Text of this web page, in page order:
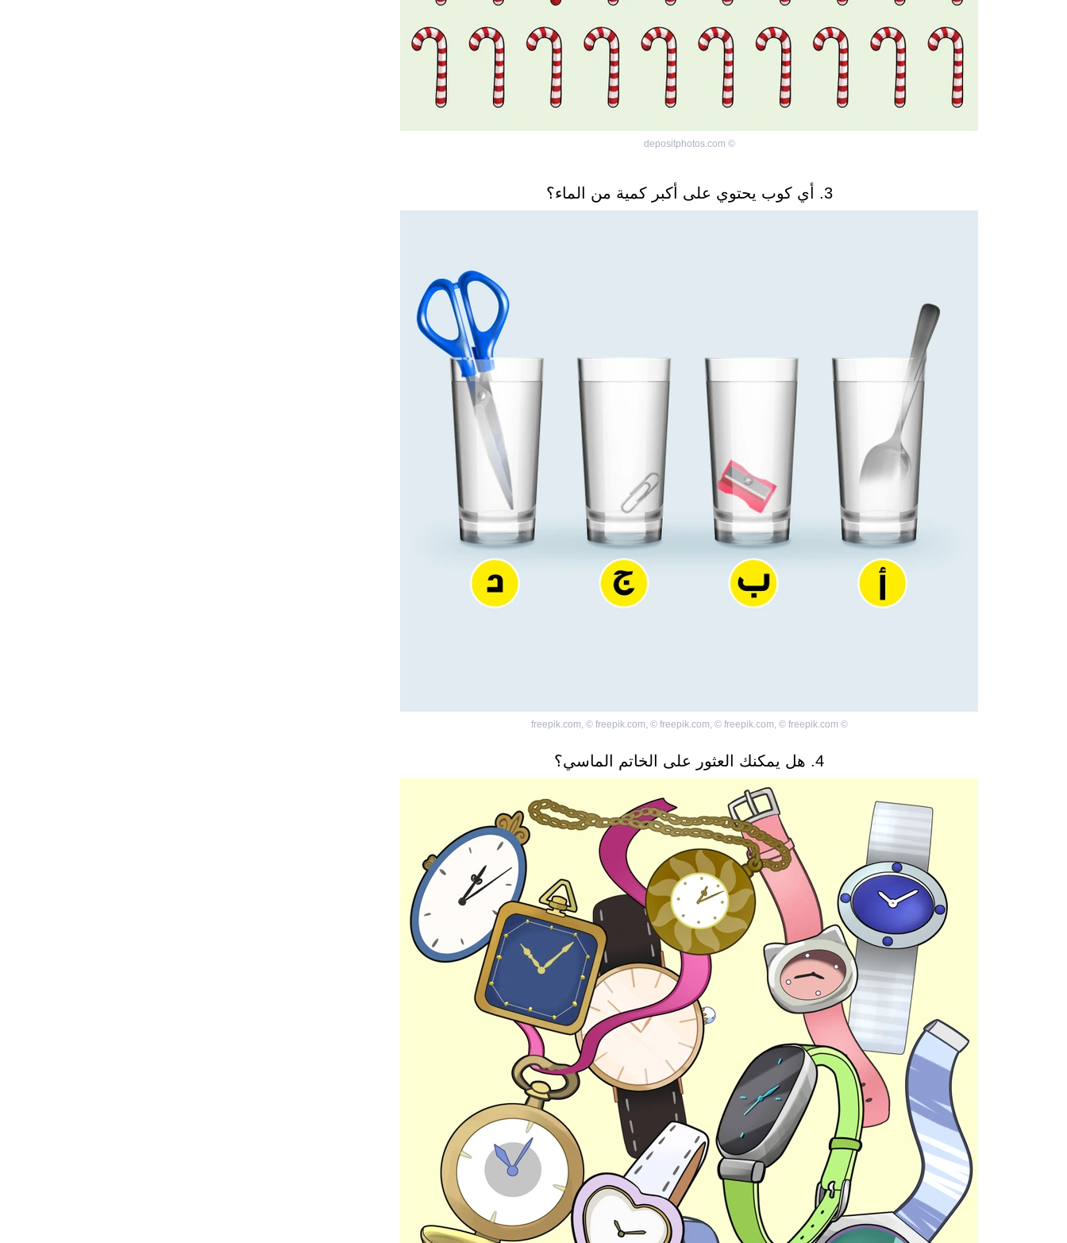
©
depositphotos.com
3. أي كوب يحتوي على أكبر كمية من الماء؟
©
freepik.com, © freepik.com, © freepik.com, © freepik.com, © freepik.com
4. هل يمكنك العثور على الخاتم الماسي؟